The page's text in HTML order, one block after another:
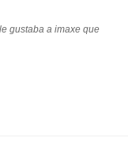
gustaba a imaxe que